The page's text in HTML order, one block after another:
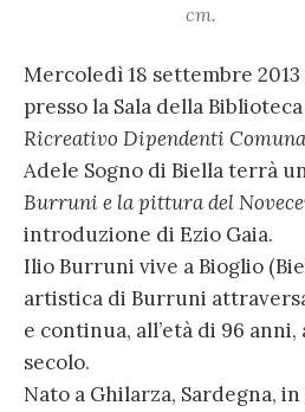
cm.
Mercoledì 18 settembre
presso la Sala della Biblioteca
Ricreativo Dipendenti
Adele Sogno di Biella terrà
Burruni e la pittura del
introduzione di Ezio Gaia.
Ilio Burruni vive a Bioglio
artistica di Burruni
e continua, all’età di 96
secolo.
Nato a Ghilarza, Sardegna,